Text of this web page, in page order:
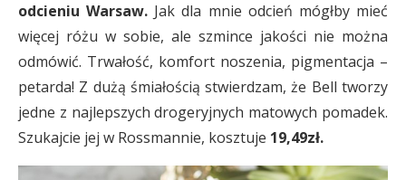
odcieniu Warsaw. Jak dla mnie odcień mógłby mieć
więcej różu w sobie, ale szmince jakości nie można
odmówić. Trwałość, komfort noszenia, pigmentacja –
petarda! Z dużą śmiałością stwierdzam, że Bell tworzy
jedne z najlepszych drogeryjnych matowych pomadek.
Szukajcie jej w Rossmannie, kosztuje 19,49zł.